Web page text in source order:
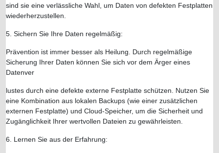
sind sie eine verlässliche Wahl, um Daten von defekten Festplatten
wiederherzustellen.
5. Sichern Sie Ihre Daten regelmäßig:
Prävention ist immer besser als Heilung. Durch regelmäßige
Sicherung Ihrer Daten können Sie sich vor dem Ärger eines
Datenver
lustes durch eine defekte externe Festplatte schützen. Nutzen Sie
eine Kombination aus lokalen Backups (wie einer zusätzlichen
externen Festplatte) und Cloud-Speicher, um die Sicherheit und
Zugänglichkeit Ihrer wertvollen Dateien zu gewährleisten.
6. Lernen Sie aus der Erfahrung: